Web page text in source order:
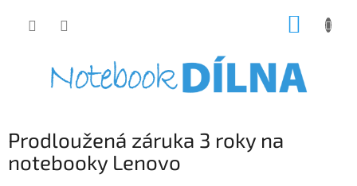
Prodloužená záruka 3 roky na
notebooky Lenovo